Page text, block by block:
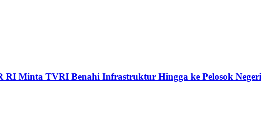
RI Minta TVRI Benahi Infrastruktur Hingga ke Pelosok Negeri